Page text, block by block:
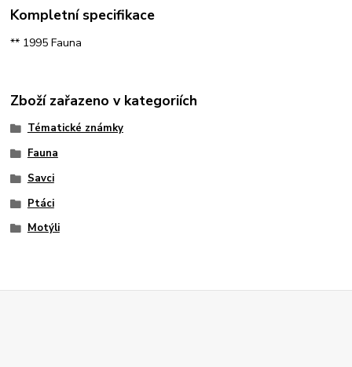
Kompletní specifikace
** 1995 Fauna
Zboží zařazeno v kategoriích
Tématické známky
Fauna
Savci
Ptáci
Motýli